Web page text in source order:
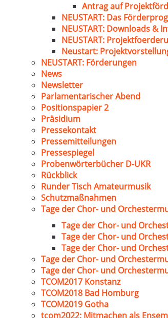
Antrag auf
NEUSTART: Das
NEUSTART: Downloads &
NEUSTART:
Neustart:
NEUSTART: Förderungen
News
Newsletter
Parlamentarischer Abend
Positionspapier 2
Präsidium
Pressekontakt
Pressemitteilungen
Pressespiegel
Probenwörterbücher D-UKR
Rückblick
Runder Tisch Amateurmusik
Schutzmaßnahmen
Tage der Chor- und
Tage der Chor- und
Tage der Chor- und
Tage der Chor- und
Tage der Chor- und
Tage der Chor- und
TCOM2017 Konstanz
TCOM2018 Bad Homburg
TCOM2019 Gotha
tcom2022: Mitmachen als